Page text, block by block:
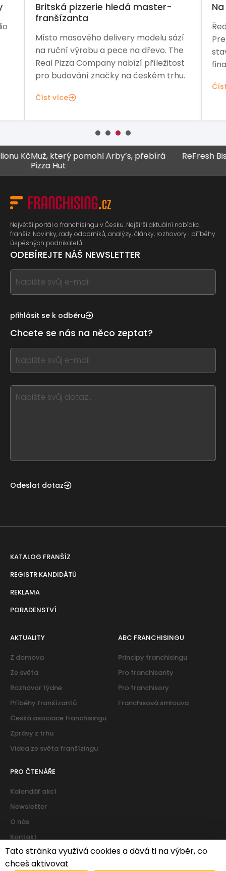
Britská pizzerie hledá master-
franšízanta
Místo masového delivery modelu sází
na ruční výrobu a pece na dřevo. The
Real Pizza Company nabízí příležitost
pro budování značky na českém trhu.
Číst více
Muž, který pomohl Arby’s, přebírá
Pizza Hut
ReFresh Bistro
Největší portál o franchisingu v Česku. Nejširší aktuální nabídka
franšíz. Novinky, rady odborníků, analýzy, články, rozhovory i příběhy
úspěšných podnikatelů.
ODEBÍREJTE NÁŠ NEWSLETTER
If
you
this,
this
form
field
blank
přihlásit se k odběru
Chcete se nás na něco zeptat?
If
you
this,
leave
Odeslat dotaz
KATALOG FRANŠÍZ
REGISTR KANDIDÁTŮ
REKLAMA
PORADENSTVÍ
AKTUALITY
Z domova
Ze světa
Rozhovor týdne
Příběhy franšízantů
Česká asociace franchisingu
Zprávy z trhu
Videa ze světa franšízingu
ABC FRANCHISINGU
Principy franchisingu
Pro franchisanty
Pro franchisory
Franchisová smlouva
PRO ČTENÁŘE
Kalendář akcí
Newsletter
O nás
Kontakt
Tato stránka využívá cookies a dává ti na výběr, co
chceš aktivovat